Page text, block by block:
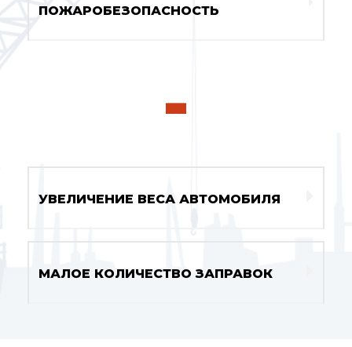
ПОЖАРОБЕЗОПАСНОСТЬ
-
УВЕЛИЧЕНИЕ ВЕСА АВТОМОБИЛЯ
МАЛОЕ КОЛИЧЕСТВО ЗАПРАВОК